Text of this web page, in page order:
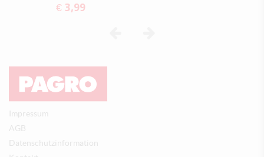
€ 3,99
Impressum
AGB
Datenschutzinformation